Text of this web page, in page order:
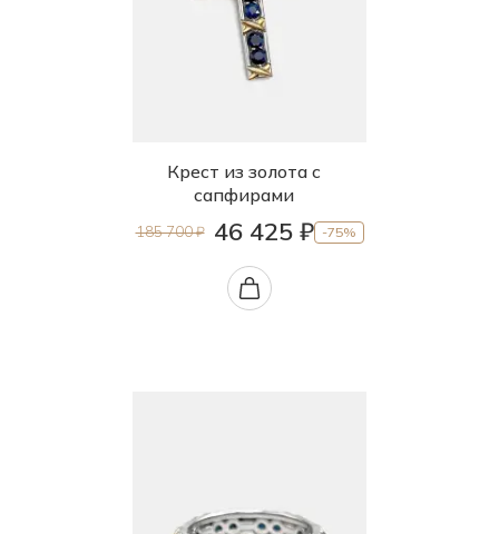
Крест из золота с
сапфирами
185 700 ₽ 46 425 ₽ -75%